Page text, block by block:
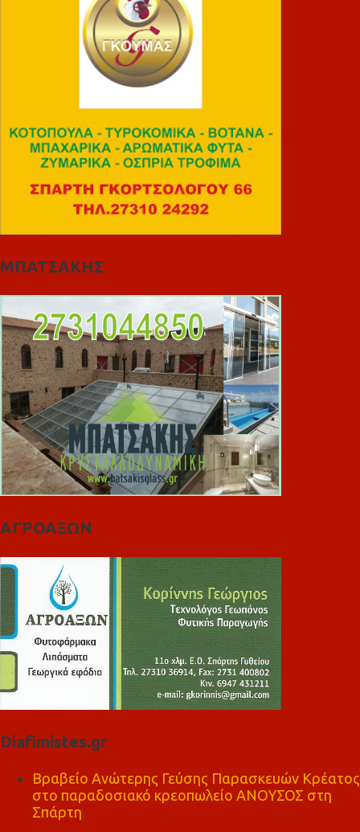
ΜΠΑΤΣΑΚΗΣ
ΑΓΡΟΑΞΩΝ
Diafimistes.gr
Βραβείο Ανώτερης Γεύσης Παρασκευών Κρέατος
στο παραδοσιακό κρεοπωλείο ΑΝΟΥΣΟΣ στη
Σπάρτη